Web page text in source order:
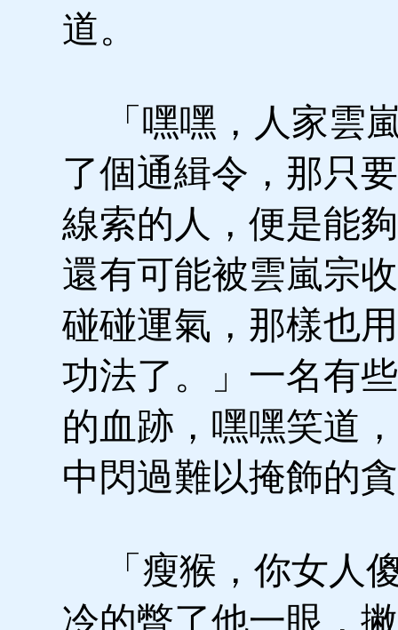
道。
「嘿嘿，人家雲
了個通緝令，那只
線索的人，便是能
還有可能被雲嵐宗
碰碰運氣，那樣也
功法了。」一名有
的血跡，嘿嘿笑道
中閃過難以掩飾的
「瘦猴，你女人
冷的瞥了他一眼，